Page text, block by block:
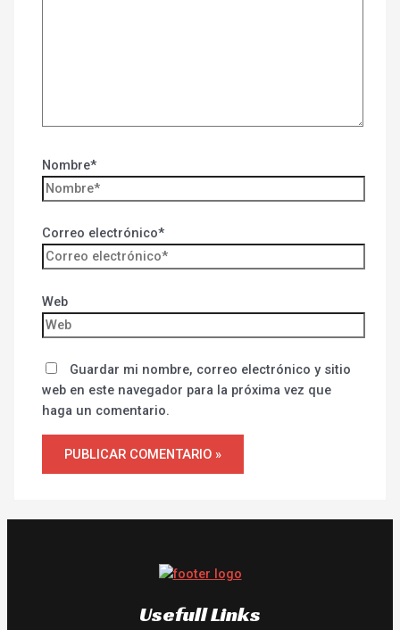
Nombre*
Correo electrónico*
Web
Guardar mi nombre, correo electrónico y sitio
web en este navegador para la próxima vez que
haga un comentario.
Usefull Links